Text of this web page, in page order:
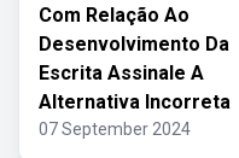
Com Relação Ao
Desenvolvimento Da
Escrita Assinale A
Alternativa Incorreta
07 September 2024